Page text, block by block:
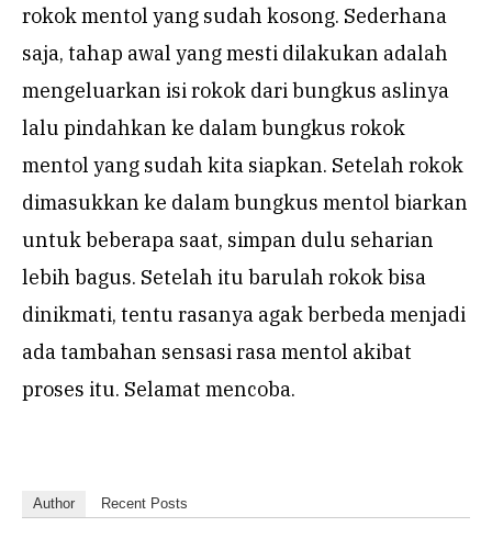
rokok mentol yang sudah kosong. Sederhana
saja, tahap awal yang mesti dilakukan adalah
mengeluarkan isi rokok dari bungkus aslinya
lalu pindahkan ke dalam bungkus rokok
mentol yang sudah kita siapkan. Setelah rokok
dimasukkan ke dalam bungkus mentol biarkan
untuk beberapa saat, simpan dulu seharian
lebih bagus. Setelah itu barulah rokok bisa
dinikmati, tentu rasanya agak berbeda menjadi
ada tambahan sensasi rasa mentol akibat
proses itu. Selamat mencoba.
Author Recent Posts